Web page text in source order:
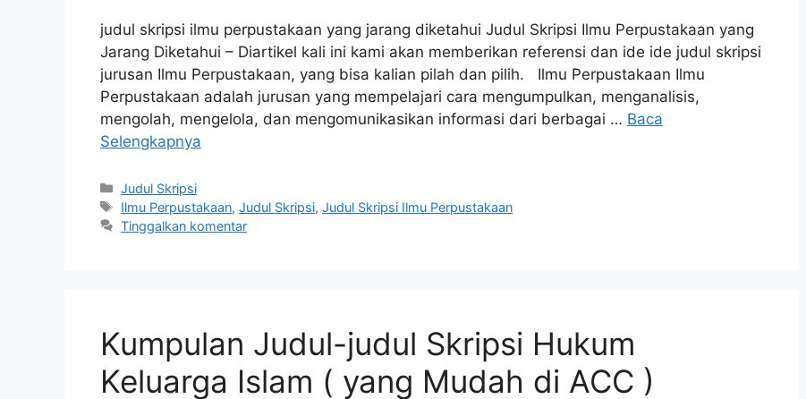
judul skripsi ilmu perpustakaan yang jarang diketahui Judul Skripsi Ilmu Perpustakaan yang
Jarang Diketahui – Diartikel kali ini kami akan memberikan referensi dan ide ide judul skripsi
jurusan Ilmu Perpustakaan, yang bisa kalian pilah dan pilih. Ilmu Perpustakaan Ilmu
Perpustakaan adalah jurusan yang mempelajari cara mengumpulkan, menganalisis,
mengolah, mengelola, dan mengomunikasikan informasi dari berbagai … Baca
Selengkapnya
Kategori
Judul Skripsi
Tag
Ilmu Perpustakaan,Judul Skripsi,Judul Skripsi Ilmu Perpustakaan
Tinggalkan komentar
Kumpulan Judul-judul Skripsi Hukum
Keluarga Islam ( yang Mudah di ACC )